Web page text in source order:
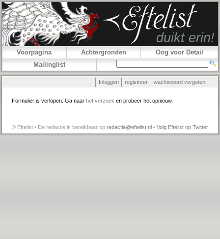
Voorpagina Achtergronden
Oog voor Detail
Mailinglist
Inloggen registreer wachtwoord vergeten
Formulier is verlopen. Ga naar het verzoek en probeer het opnieuw.
© Eftelist • De redactie is bereikbaar op redactie@eftelist.nl • Volg Eftelist op Twitter